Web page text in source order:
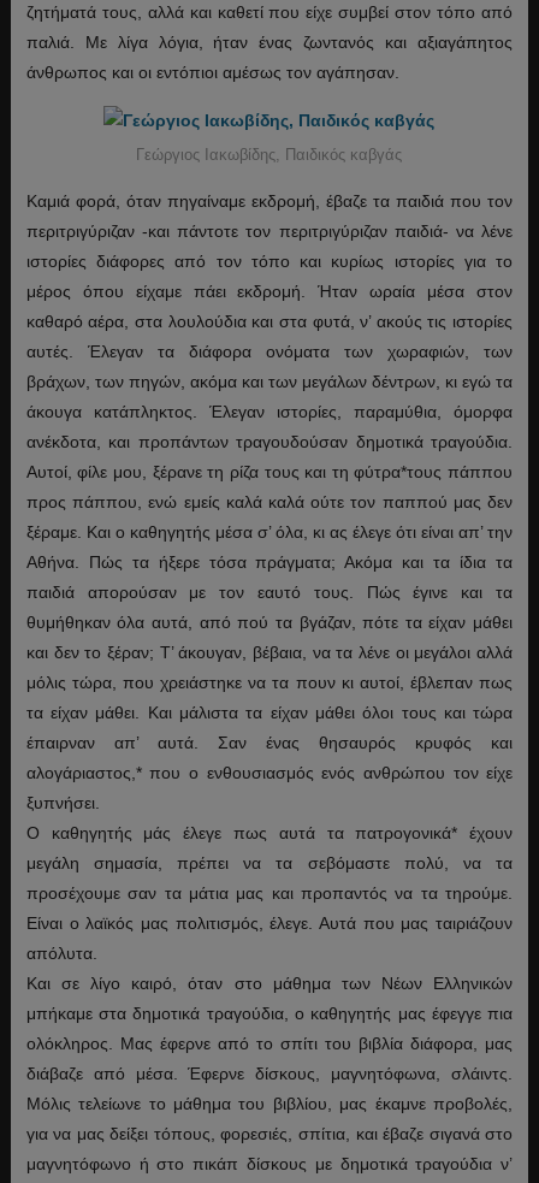
ζητήματά τους, αλλά και καθετί που είχε συμβεί στον τόπο από
παλιά. Με λίγα λόγια, ήταν ένας ζωντανός και αξιαγάπητος
άνθρωπος και οι εντόπιοι αμέσως τον αγάπησαν.
Γεώργιος Ιακωβίδης, Παιδικός καβγάς
Καμιά φορά, όταν πηγαίναμε εκδρομή, έβαζε τα παιδιά που τον
περιτριγύριζαν -και πάντοτε τον περιτριγύριζαν παιδιά- να λένε
ιστορίες διάφορες από τον τόπο και κυρίως ιστορίες για το
μέρος όπου είχαμε πάει εκδρομή. Ήταν ωραία μέσα στον
καθαρό αέρα, στα λουλούδια και στα φυτά, ν’ ακούς τις ιστορίες
αυτές. Έλεγαν τα διάφορα ονόματα των χωραφιών, των
βράχων, των πηγών, ακόμα και των μεγάλων δέντρων, κι εγώ τα
άκουγα κατάπληκτος. Έλεγαν ιστορίες, παραμύθια, όμορφα
ανέκδοτα, και προπάντων τραγουδούσαν δημοτικά τραγούδια.
Αυτοί, φίλε μου, ξέρανε τη ρίζα τους και τη φύτρα*τους πάππου
προς πάππου, ενώ εμείς καλά καλά ούτε τον παππού μας δεν
ξέραμε. Και ο καθηγητής μέσα σ’ όλα, κι ας έλεγε ότι είναι απ’ την
Αθήνα. Πώς τα ήξερε τόσα πράγματα; Ακόμα και τα ίδια τα
παιδιά απορούσαν με τον εαυτό τους. Πώς έγινε και τα
θυμήθηκαν όλα αυτά, από πού τα βγάζαν, πότε τα είχαν μάθει
και δεν το ξέραν; Τ’ άκουγαν, βέβαια, να τα λένε οι μεγάλοι αλλά
μόλις τώρα, που χρειάστηκε να τα πουν κι αυτοί, έβλεπαν πως
τα είχαν μάθει. Και μάλιστα τα είχαν μάθει όλοι τους και τώρα
έπαιρναν απ’ αυτά. Σαν ένας θησαυρός κρυφός και
αλογάριαστος,*που ο ενθουσιασμός ενός ανθρώπου τον είχε
ξυπνήσει.
Ο καθηγητής μάς έλεγε πως αυτά τα πατρογονικά* έχουν
μεγάλη σημασία, πρέπει να τα σεβόμαστε πολύ, να τα
προσέχουμε σαν τα μάτια μας και προπαντός να τα τηρούμε.
Είναι ο λαϊκός μας πολιτισμός, έλεγε. Αυτά που μας ταιριάζουν
απόλυτα.
Και σε λίγο καιρό, όταν στο μάθημα των Νέων Ελληνικών
μπήκαμε στα δημοτικά τραγούδια, ο καθηγητής μας έφεγγε πια
ολόκληρος. Μας έφερνε από το σπίτι του βιβλία διάφορα, μας
διάβαζε από μέσα. Έφερνε δίσκους, μαγνητόφωνα, σλάιντς.
Μόλις τελείωνε το μάθημα του βιβλίου, μας έκαμνε προβολές,
για να μας δείξει τόπους, φορεσιές, σπίτια, και έβαζε σιγανά στο
μαγνητόφωνο ή στο πικάπ δίσκους με δημοτικά τραγούδια ν’